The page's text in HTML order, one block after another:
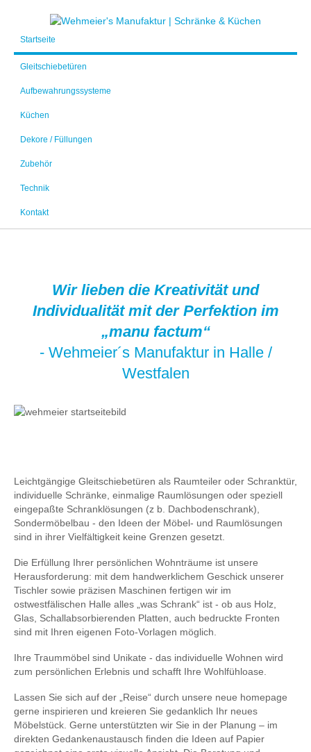
Startseite
Gleitschiebetüren
Aufbewahrungssysteme
Küchen
Dekore / Füllungen
Zubehör
Technik
Kontakt
Wir lieben die Kreativität und
Individualität mit der Perfektion im
„manu factum“
- Wehmeier´s Manufaktur in Halle /
Westfalen
Leichtgängige Gleitschiebetüren als Raumteiler oder Schranktür,
individuelle Schränke, einmalige Raumlösungen oder speziell
eingepaßte Schranklösungen (z b. Dachbodenschrank),
Sondermöbelbau - den Ideen der Möbel- und Raumlösungen
sind in ihrer Vielfältigkeit keine Grenzen gesetzt.
Die Erfüllung Ihrer persönlichen Wohnträume ist unsere
Herausforderung: mit dem handwerklichem Geschick unserer
Tischler sowie präzisen Maschinen fertigen wir im
ostwestfälischen Halle alles „was Schrank“ ist - ob aus Holz,
Glas, Schallabsorbierenden Platten, auch bedruckte Fronten
sind mit Ihren eigenen Foto-Vorlagen möglich.
Ihre Traummöbel sind Unikate - das individuelle Wohnen wird
zum persönlichen Erlebnis und schafft Ihre Wohlfühloase.
Lassen Sie sich auf der „Reise“ durch unsere neue homepage
gerne inspirieren und kreieren Sie gedanklich Ihr neues
Möbelstück. Gerne unterstützten wir Sie in der Planung – im
direkten Gedankenaustausch finden die Ideen auf Papier